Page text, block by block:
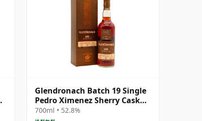
Glendronach Batch 19 Single
Pedro Ximenez Sherry Cask
#6865 1993 28年
700ml • 52.8%